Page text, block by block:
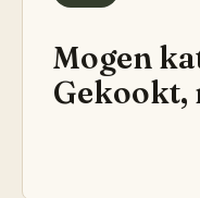
Mogen
Gekookt,